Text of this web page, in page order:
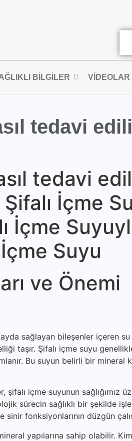
BILGILER VIDEOLAR
tedavi
tedavi
İçme
İçme
Suyu
ve Önemi
sağlayan bileşenler içeren
taşır. Şifalı içme suyu
Bu suyun belirli bir mineral
içme suyunun sağlığımız
sürecin sağlıklı bir şekilde
fonksiyonlarının düzgün
yapılarına sahip olabilir.